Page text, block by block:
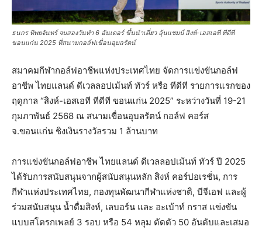
ธนกร ทิพยจันทร์ จบสองวันทำ 6 อันเดอร์ ขึ้นนำเดี่ยว ลุ้นแชมป์ สิงห์-เอสเอที ทีดีที
ขอนแก่น 2025 ที่สนามกอล์ฟเขื่อนอุบลรัตน์
สมาคมกีฬากอล์ฟอาชีพแห่งประเทศไทย จัดการแข่งขันกอล์ฟ
อาชีพ ไทยแลนด์ ดีเวลลอปเม้นท์ ทัวร์ หรือ ทีดีที รายการแรกของ
ฤดูกาล “สิงห์-เอสเอที ทีดีที ขอนแก่น 2025” ระหว่างวันที่ 19-21
กุมภาพันธ์ 2568 ณ สนามเขื่อนอุบลรัตน์ กอล์ฟ คอร์ส
จ.ขอนแก่น ชิงเงินรางวัลรวม 1 ล้านบาท
การแข่งขันกอล์ฟอาชีพ ไทยแลนด์ ดีเวลลอปเม้นท์ ทัวร์ ปี 2025
ได้รับการสนับสนุนจากผู้สนับสนุนหลัก สิงห์ คอร์ปอเรชั่น, การ
กีฬาแห่งประเทศไทย, กองทุนพัฒนากีฬาแห่งชาติ, บีจีเอฟ และผู้
ร่วมสนับสนุน น้ำดื่มสิงห์, เลบอร์น และ อะเบ้าท์ กราส แข่งขัน
แบบสโตรกเพลย์ 3 รอบ หรือ 54 หลุม ตัดตัว 50 อันดับและเสมอ